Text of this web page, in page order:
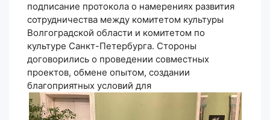
подписание протокола о намерениях развития
сотрудничества между комитетом культуры
Волгоградской области и комитетом по
культуре Санкт-Петербурга. Стороны
договорились о проведении совместных
проектов, обмене опытом, создании
благоприятных условий для